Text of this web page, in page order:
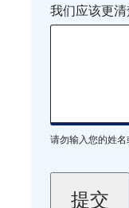
我们应该更
请勿输入您的姓名